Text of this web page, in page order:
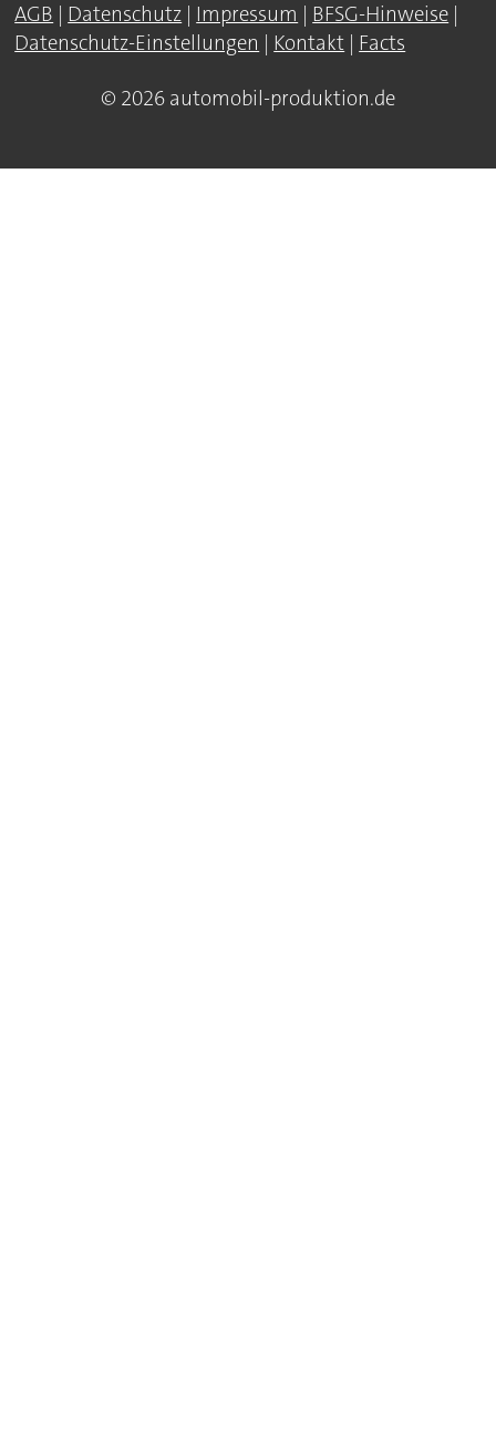
AGB | Datenschutz | Impressum | BFSG-Hinweise |
Datenschutz-Einstellungen | Kontakt | Facts
© 2026 automobil-produktion.de